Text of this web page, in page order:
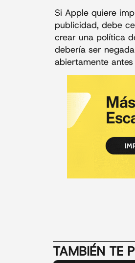
Si Apple quiere
publicidad, debe
crear una política
debería ser
abiertamente
TAMBIÉN TE